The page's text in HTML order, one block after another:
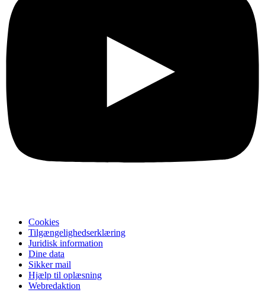
Cookies
Tilgængelighedserklæring
Juridisk information
Dine data
Sikker mail
Hjælp til oplæsning
Webredaktion